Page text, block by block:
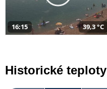
16:15 39,3 °C
Historické teploty